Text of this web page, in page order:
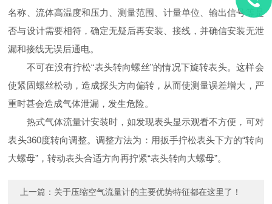
名称、流体高温度和压力、测量范围、计量单位、输出信号等是
否与设计需要相符，确定无疑后再安装、接线，并确信安装无泄
漏和接线无误后通电。
不可在没有拧松“表头转向螺丝”的情况下旋转表头。这样会
使紧固螺丝松动，造成探头方向偏转，从而使测量误差增大，严
重时甚会造成气体泄漏，发生危险。
热式气体流量计安装时，如发现表头显示观看不方便，可对
表头360度转向调整。调整方法为：用扳手拧松表头下方的“转向
大螺母”，转动表头合适方向再拧紧“表头转向大螺母”。
上一篇： 关于压缩空气流量计的主要优势特征都在这里了！